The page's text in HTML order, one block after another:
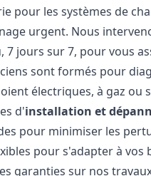
pour les systèmes de
urgent. Nous
jours sur 7, pour vous
sont formés pour
électriques, à gaz ou
d'installation et
pour minimiser les
pour s'adapter à vos
garanties sur nos